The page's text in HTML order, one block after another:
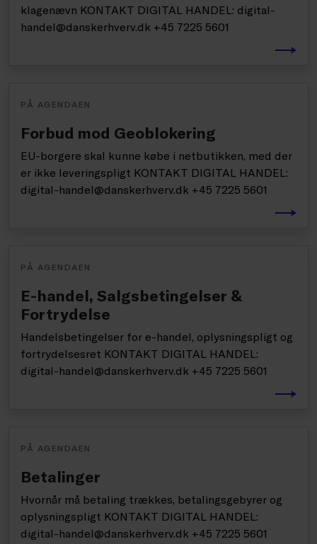
klagenævn KONTAKT DIGITAL HANDEL: digital-
handel@danskerhverv.dk +45 7225 5601
PÅ AGENDAEN
Forbud mod Geoblokering
EU-borgere skal kunne købe i netbutikken, med der
er ikke leveringspligt KONTAKT DIGITAL HANDEL:
digital-handel@danskerhverv.dk +45 7225 5601
PÅ AGENDAEN
E-handel, Salgsbetingelser &
Fortrydelse
Handelsbetingelser for e-handel, oplysningspligt og
fortrydelsesret KONTAKT DIGITAL HANDEL:
digital-handel@danskerhverv.dk +45 7225 5601
PÅ AGENDAEN
Betalinger
Hvornår må betaling trækkes, betalingsgebyrer og
oplysningspligt KONTAKT DIGITAL HANDEL:
digital-handel@danskerhverv.dk +45 7225 5601